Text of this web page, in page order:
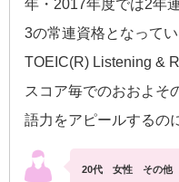
年・2017年度では2年
3の常連資格となってい
TOEIC(R) Listening &
スコア毎でのおおよそ
語力をアピールするの
20代 女性 その他